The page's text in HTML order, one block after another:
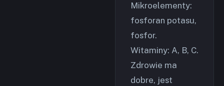
Mikroelementy:
fosforan potasu,
fosfor.
Witaminy: A, B, C.
Zdrowie ma
dobre, jest